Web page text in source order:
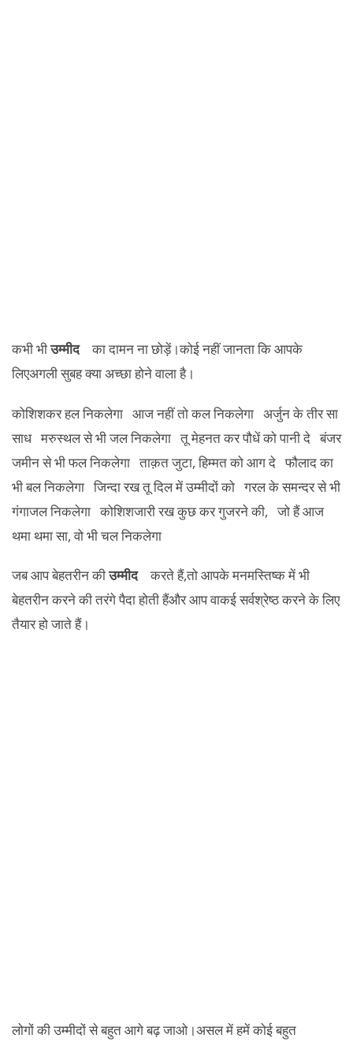
कभी भीउम्मीद
का दामन ना छोड़ें।कोई नहीं जानता कि आपके
लिएअगली सुबह क्या अच्छा होने वाला है।
कोशिशकर हल निकलेगा आज नहीं तो कल निकलेगा अर्जुन के तीर सा
साध मरुस्थल से भी जल निकलेगा तू मेहनत कर पौधें को पानी दे बंजर
जमीन से भी फल निकलेगा ताक़त जुटा, हिम्मत को आग दे फौलाद का
भी बल निकलेगा जिन्दा रख तू दिल में उम्मीदों को गरल के समन्दर से भी
गंगाजल निकलेगा कोशिशजारी रख कुछ कर गुजरने की, जो हैं आज
थमा थमा सा, वो भी चल निकलेगा
जब आप बेहतरीन कीउम्मीद
करते हैं,तो आपके मनमस्तिष्क में भी
बेहतरीन करने की तरंगे पैदा होती हैंऔर आप वाकई सर्वश्रेष्ठ करने के लिए
तैयार हो जाते हैं।
लोगों की उम्मीदों से बहुत आगे बढ़ जाओ।असल में हमें कोई बहुत